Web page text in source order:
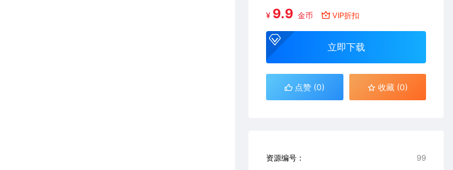
¥ 9.9 金币 VIP折扣
立即下载
点赞 (0) 收藏 (0)
资源编号： 99